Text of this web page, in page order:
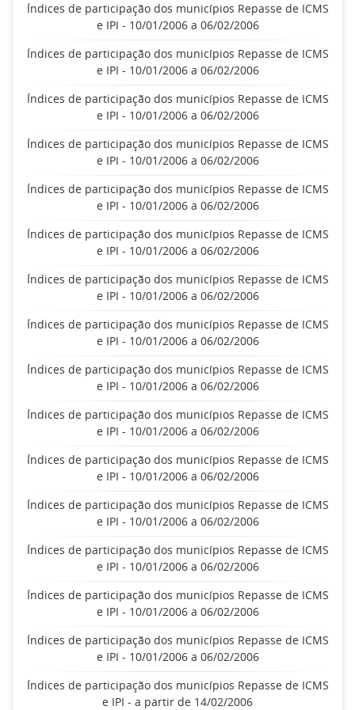
Índices de participação dos municípios Repasse de ICMS
e IPI - 10/01/2006 a 06/02/2006
Índices de participação dos municípios Repasse de ICMS
e IPI - 10/01/2006 a 06/02/2006
Índices de participação dos municípios Repasse de ICMS
e IPI - 10/01/2006 a 06/02/2006
Índices de participação dos municípios Repasse de ICMS
e IPI - 10/01/2006 a 06/02/2006
Índices de participação dos municípios Repasse de ICMS
e IPI - 10/01/2006 a 06/02/2006
Índices de participação dos municípios Repasse de ICMS
e IPI - 10/01/2006 a 06/02/2006
Índices de participação dos municípios Repasse de ICMS
e IPI - 10/01/2006 a 06/02/2006
Índices de participação dos municípios Repasse de ICMS
e IPI - 10/01/2006 a 06/02/2006
Índices de participação dos municípios Repasse de ICMS
e IPI - 10/01/2006 a 06/02/2006
Índices de participação dos municípios Repasse de ICMS
e IPI - 10/01/2006 a 06/02/2006
Índices de participação dos municípios Repasse de ICMS
e IPI - 10/01/2006 a 06/02/2006
Índices de participação dos municípios Repasse de ICMS
e IPI - 10/01/2006 a 06/02/2006
Índices de participação dos municípios Repasse de ICMS
e IPI - 10/01/2006 a 06/02/2006
Índices de participação dos municípios Repasse de ICMS
e IPI - 10/01/2006 a 06/02/2006
Índices de participação dos municípios Repasse de ICMS
e IPI - 10/01/2006 a 06/02/2006
Índices de participação dos municípios Repasse de ICMS
e IPI - a partir de 14/02/2006